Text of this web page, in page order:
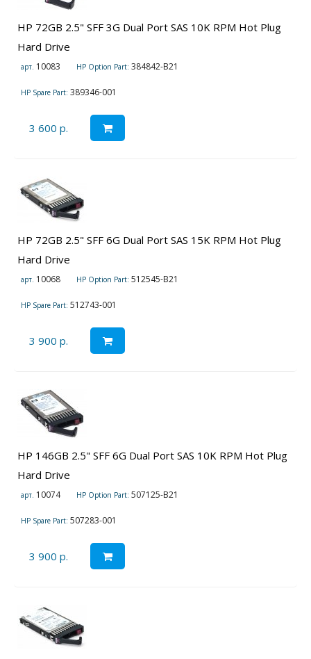
HP 72GB 2.5" SFF 3G Dual Port SAS 10K RPM Hot Plug
Hard Drive
арт. 10083 HP Option Part: 384842-B21
HP Spare Part: 389346-001
3 600 р.
HP 72GB 2.5" SFF 6G Dual Port SAS 15K RPM Hot Plug
Hard Drive
арт. 10068 HP Option Part: 512545-B21
HP Spare Part: 512743-001
3 900 р.
HP 146GB 2.5" SFF 6G Dual Port SAS 10K RPM Hot Plug
Hard Drive
арт. 10074 HP Option Part: 507125-B21
HP Spare Part: 507283-001
3 900 р.